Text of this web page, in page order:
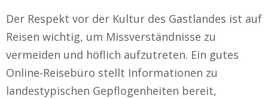
Der Respekt vor der Kultur des Gastlandes ist auf
Reisen wichtig, um Missverständnisse zu
vermeiden und höflich aufzutreten. Ein gutes
Online-Reisebüro stellt Informationen zu
landestypischen Gepflogenheiten bereit,